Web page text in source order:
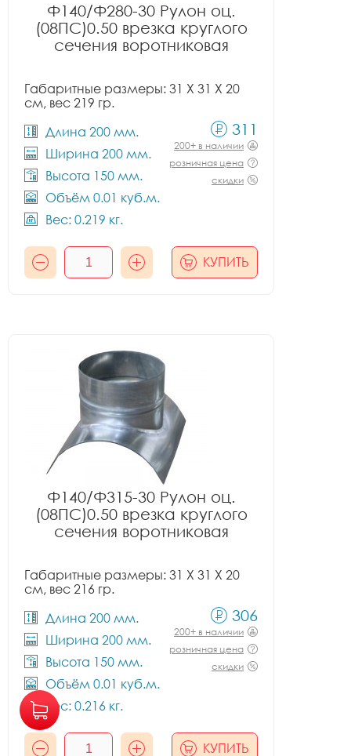
Ф140/Ф280-30 Рулон оц.
(08ПС)0.50 врезка круглого
сечения воротниковая
Габаритные размеры: 31 X 31 X 20
см, вес 219 гр.
Длина 200 мм.
Ширина 200 мм.
Высота 150 мм.
Объём 0.01 куб.м.
Вес: 0.219 кг.
311
200+ в наличии
розничная цена
скидки
КУПИТЬ
Ф140/Ф315-30 Рулон оц.
(08ПС)0.50 врезка круглого
сечения воротниковая
Габаритные размеры: 31 X 31 X 20
см, вес 216 гр.
Длина 200 мм.
Ширина 200 мм.
Высота 150 мм.
Объём 0.01 куб.м.
Вес: 0.216 кг.
306
200+ в наличии
розничная цена
скидки
КУПИТЬ